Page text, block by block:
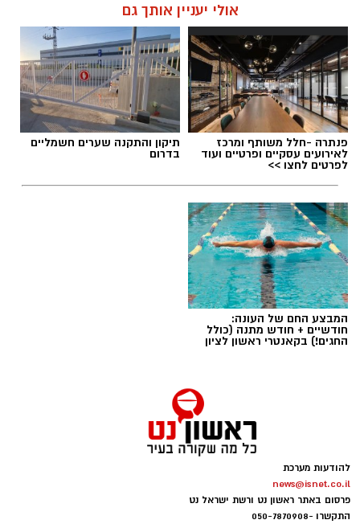
אולי יעניין אותך גם
פנתרה -חלל משותף ומרכז
לאירועים עסקיים ופרטיים ועוד
לפרטים לחצו >>
תיקון והתקנה שערים חשמליים
בדרום
המבצע החם של העונה:
חודשיים + חודש מתנה (כולל
החגים!) בקאנטרי ראשון לציון
להודעות מערכת
news@isnet.co.il
פרסום באתר ראשון נט ורשת ישראל נט
התקשרו -050-7870908